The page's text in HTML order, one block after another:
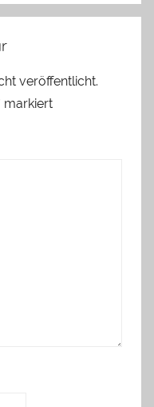
veröffentlicht.
markiert